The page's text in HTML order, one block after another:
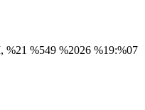
%21 %549 %2026 %19:%07